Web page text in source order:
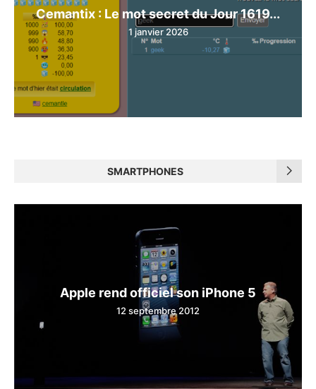
Cemantix : Le mot secret du Jour 1619...
1 janvier 2026
SMARTPHONES
Apple rend officiel son iPhone 5
12 septembre 2012